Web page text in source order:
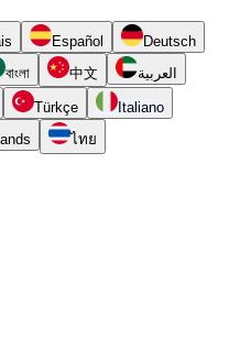
Español
Deutsch
বাংলা 中文 العربية
Türkçe
Italiano
ไทย